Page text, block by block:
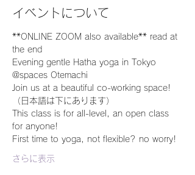
イベントについて
**ONLINE ZOOM also available** read at
the end
Evening gentle Hatha yoga in Tokyo
@spaces Otemachi
Join us at a beautiful co-working space!
（日本語は下にあります）
This class is for all-level, an open class
for anyone!
First time to yoga, not flexible? no worry!
さらに表示